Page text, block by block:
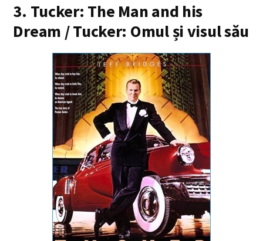
3. Tucker: The Man and his
Dream / Tucker: Omul și visul său